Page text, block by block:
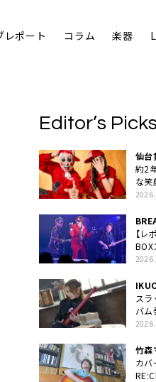
レポート コラム 楽器
Editor’s Picks
仙台
約2
な笑
【レ
BOX
スラ
バム
クト
竹森
カバ